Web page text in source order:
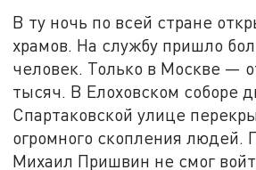
В ту ночь по всей стране
храмов. На службу пришло
человек. Только в Москве —
тысяч. В Елоховском соборе
Спартаковской улице
огромного скопления людей.
Михаил Пришвин не смог